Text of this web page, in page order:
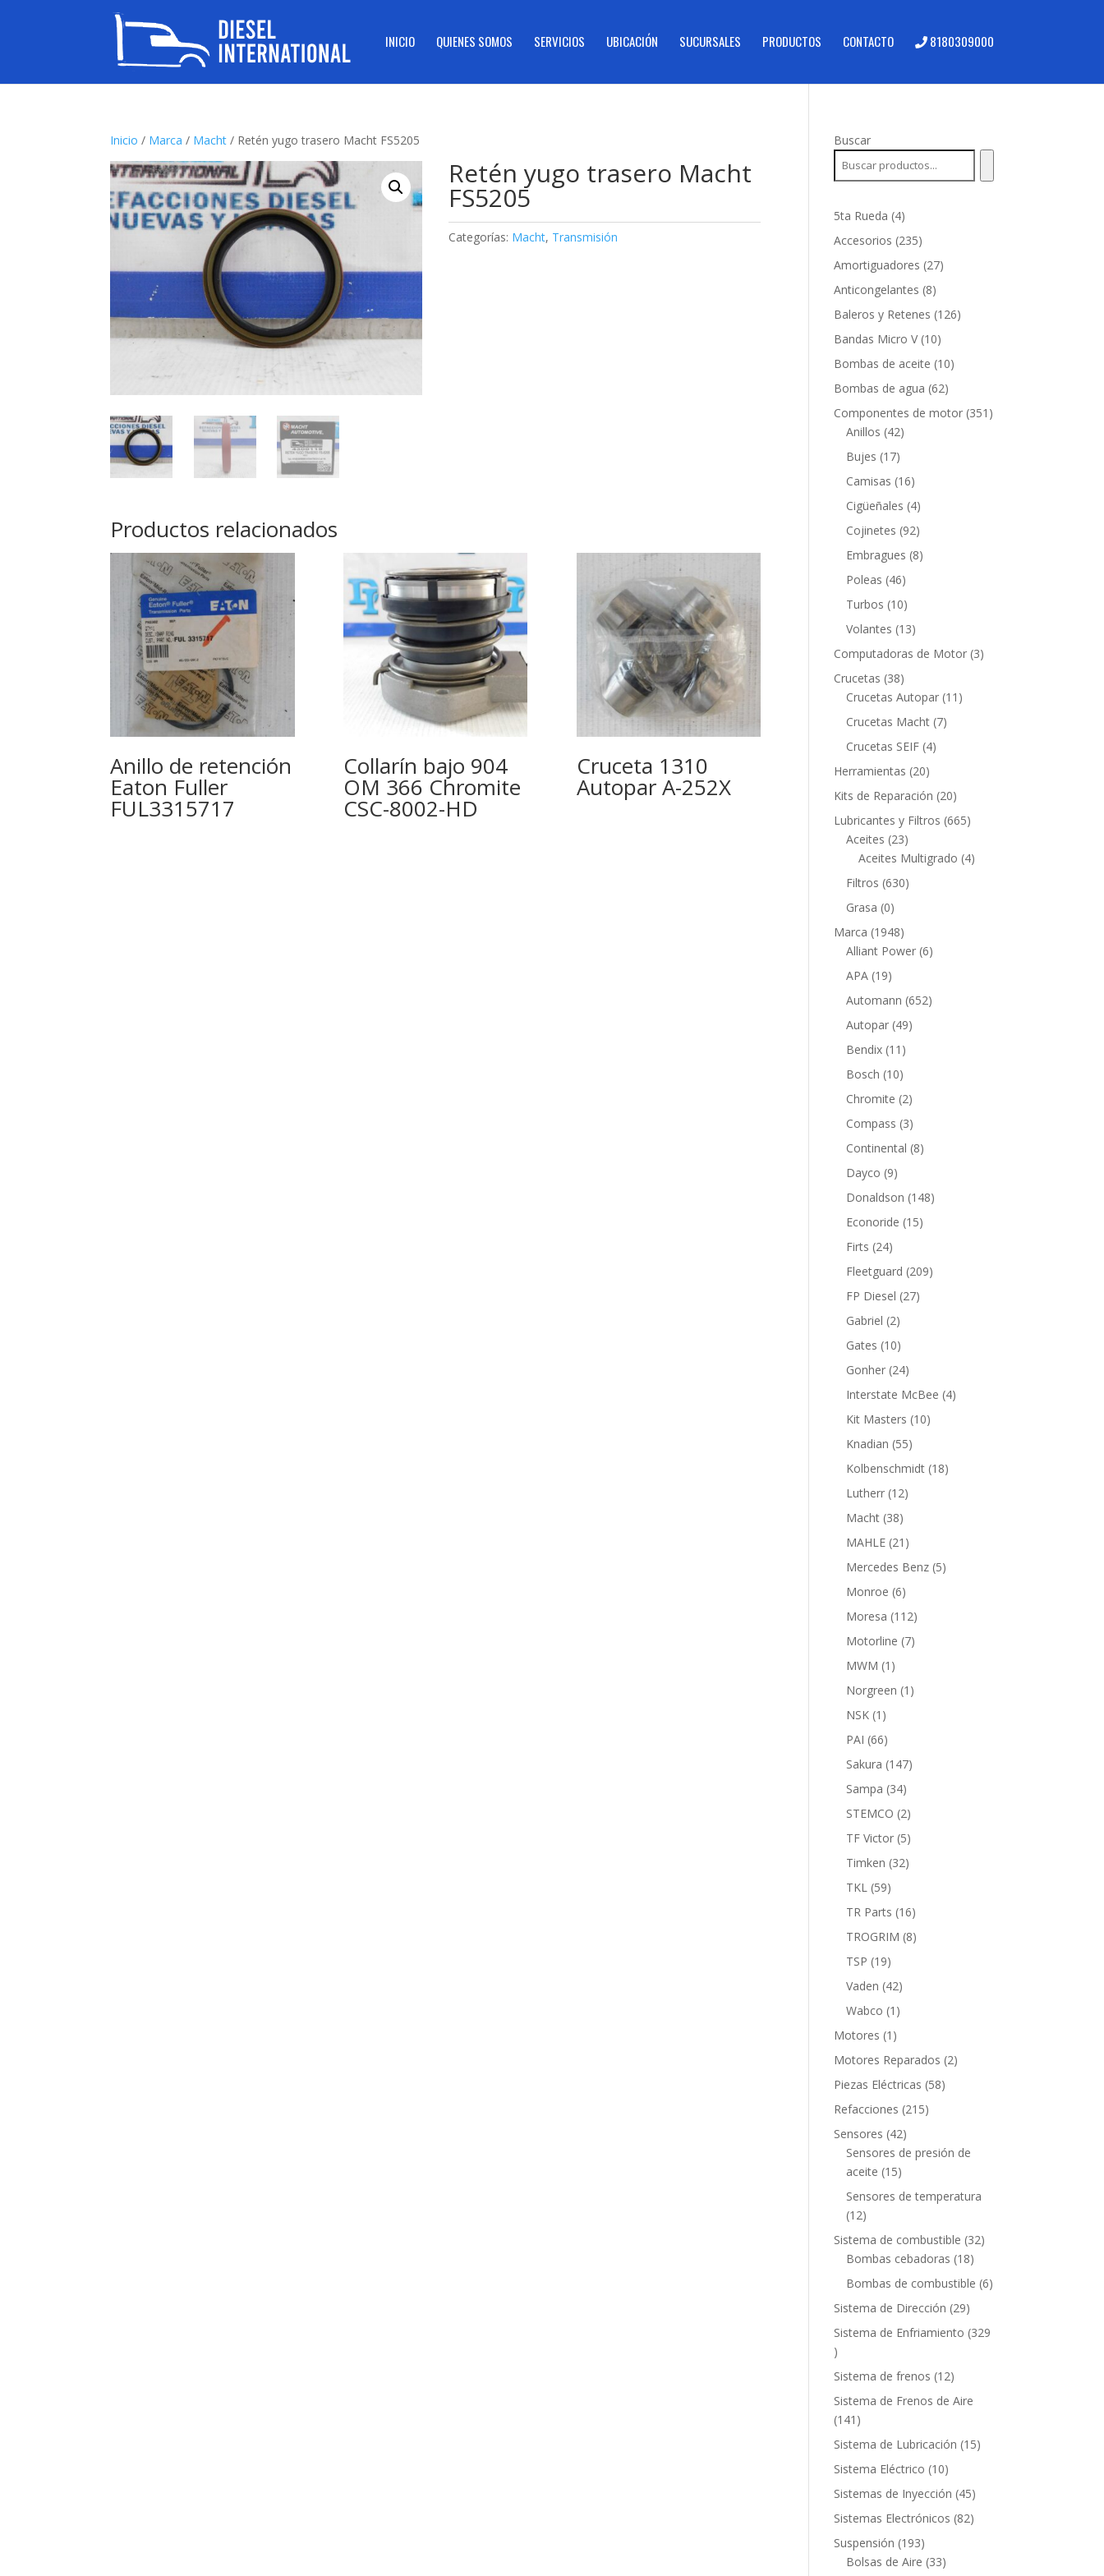
INICIO QUIENES SOMOS SERVICIOS UBICACIÓN SUCURSALES PRODUCTOS CONTACTO 8180309000
Inicio / Marca / Macht / Retén yugo trasero Macht FS5205
Retén yugo trasero Macht
FS5205
Categorías: Macht, Transmisión
Productos relacionados
Anillo de retención
Eaton Fuller
FUL3315717
Collarín bajo 904
OM 366 Chromite
CSC-8002-HD
Cruceta 1310
Autopar A-252X
Buscar
5ta Rueda 44
productos
Accesorios 235235
productos
Amortiguadores 2727
Anticongelantes 88
productos
Baleros y Retenes 126126
Bandas Micro V 1010
productos
Bombas de aceite 1010
Bombas de agua 6262
productos
Componentes de motor 351 351
Anillos 4242
Bujes 1717
productos
Camisas 1616
productos
Cigüeñales 44
productos
Cojinetes 9292
productos
Embragues 88
Poleas 4646
productos
Turbos 1010
productos
Volantes 1313
productos
Computadoras de Motor 33
Crucetas 3838
productos
Crucetas Autopar 11 11
Crucetas Macht 77
Crucetas SEIF 44
Herramientas 2020
productos
Kits de Reparación 2020
productos
Lubricantes y Filtros 665665
Aceites 2323
productos
Aceites Multigrado 44
Filtros 630630
Grasa 00
productos
Marca 19481948
productos
Alliant Power 66
APA 1919
productos
Automann 652652
Autopar 4949
Bendix 11 11
productos
Bosch 1010
productos
Chromite 22
productos
Compass 33
productos
Continental 88
Dayco 99
productos
Donaldson 148148
Econoride 1515
Firts 2424
productos
Fleetguard 209209
FP Diesel 2727
Gabriel 22
productos
Gates 1010
productos
Gonher 2424
productos
Interstate McBee 44
Kit Masters 1010
Knadian 5555
productos
Kolbenschmidt 1818
Lutherr 1212
Macht 3838
productos
MAHLE 21 21
productos
Mercedes Benz 55
Monroe 66
productos
Moresa 112112
productos
Motorline 77
MWM 1 1
producto
Norgreen 1 1
NSK 1 1
producto
PAI 6666
productos
Sakura 147147
Sampa 3434
productos
STEMCO 22
productos
TF Victor 55
productos
Timken 3232
TKL 5959
productos
TR Parts 1616
productos
TROGRIM 88
TSP 1919
productos
Vaden 4242
productos
Wabco 1 1
Motores 1 1
producto
Motores Reparados 22
Piezas Eléctricas 5858
Refacciones 215215
Sensores 4242
productos
Sensores de presión de
aceite 1515
productos
Sensores de temperatura
1212
productos
Sistema de combustible 3232
Bombas cebadoras 1818
productos
Bombas de combustible 66
Sistema de Dirección 2929
productos
Sistema de Enfriamiento 329
329
productos
Sistema de frenos 1212
productos
Sistema de Frenos de Aire
141 141
productos
Sistema de Lubricación 1515
Sistema Eléctrico 1010
productos
Sistemas de Inyección 4545
productos
Sistemas Electrónicos 8282
Suspensión 193193
productos
Bolsas de Aire 3333